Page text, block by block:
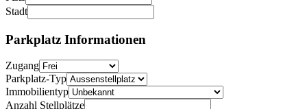
Stadt
Parkplatz Informationen
Zugang
Parkplatz-Typ
Immobilientyp
Anzahl Stellplätze